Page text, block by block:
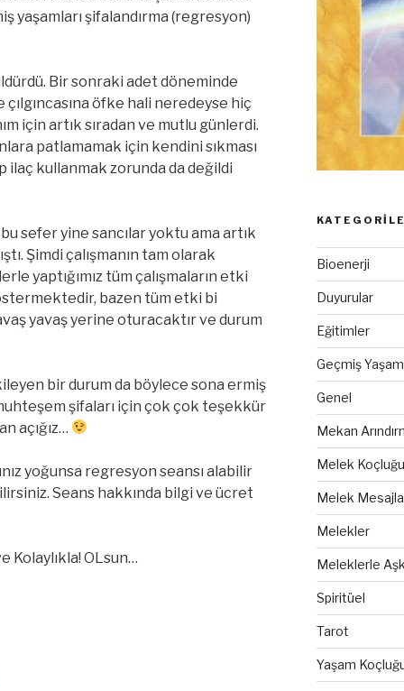
yaşamları şifalandırma (regresyon)
Bir sonraki adet döneminde
çılgıncasına öfke hali neredeyse hiç
için artık sıradan ve mutlu günlerdi.
patlamamak için kendini sıkması
ilaç kullanmak zorunda da değildi
sefer yine sancılar yoktu ama artık
Şimdi çalışmanın tam olarak
yaptığımız tüm çalışmaların etki
bazen tüm etki bi
yavaş yerine oturacaktır ve durum
bir durum da böylece sona ermiş
şifaları için çok çok teşekkür
açığız…
yoğunsa regresyon seansı alabilir
Seans hakkında bilgi ve ücret
Kolaylıkla! OLsun…
Bioenerji
Duyurular
Eğitimler
Geçmiş Yaşam
Genel
Mekan
Melek Koçluğu
Melek
Melekler
Meleklerle
Spiritüel
Tarot
Yaşam